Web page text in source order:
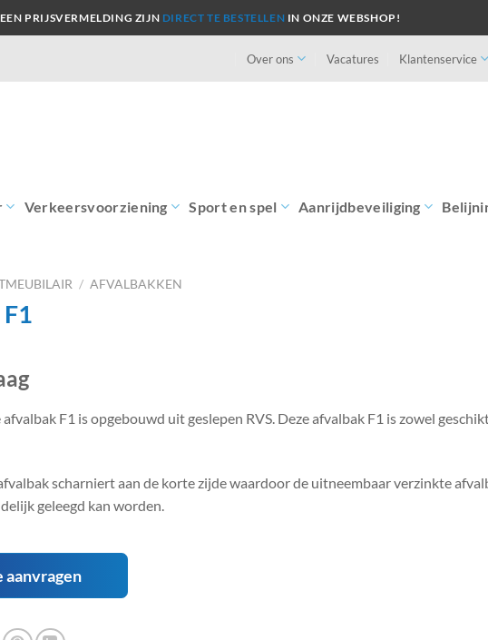
PRIJSVERMELDING ZIJN DIRECT TE BESTELLEN IN ONZE WEBSHOP!
Over ons Vacatures Klantenservice
Verkeersvoorziening Sport en spel Aanrijdbeveiliging
/ AFVALBAKKEN
F1 is opgebouwd uit geslepen RVS. Deze afvalbak F1 is zowel
scharniert aan de korte zijde waardoor de uitneembaar verzinkte
geleegd kan worden.